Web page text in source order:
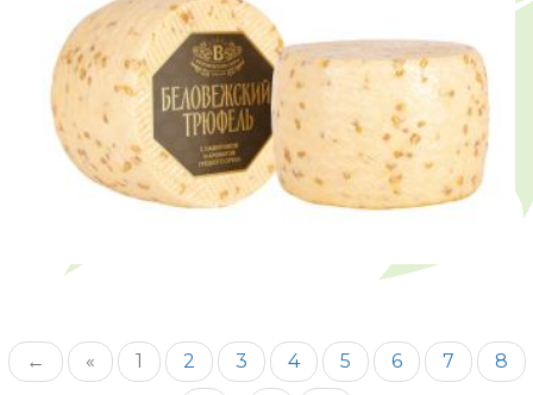
← « 1 2 3 4 5 6 7 8